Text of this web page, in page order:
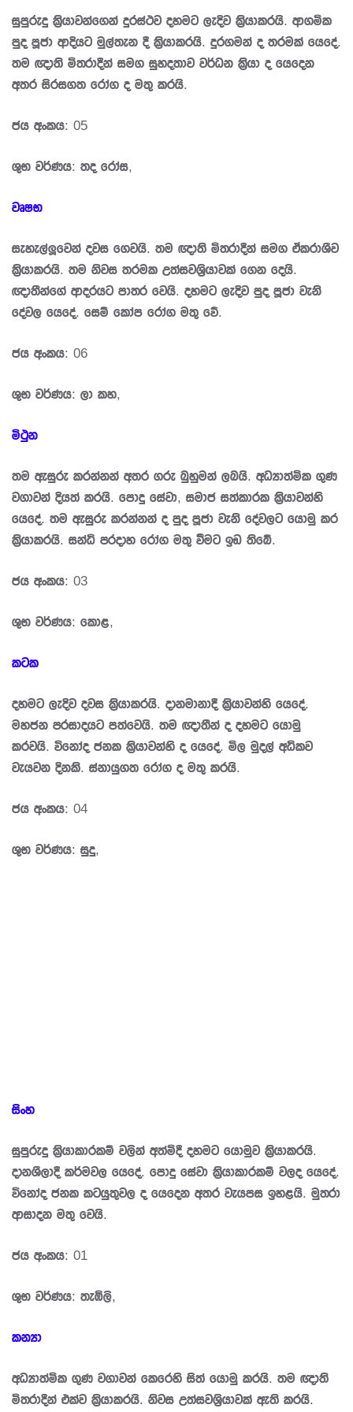
සුපුරුදු කි‍්‍රයාවන්ගෙන් දුරස්ථව දහමට ලැදිව කි‍්‍රයාකරයි. ආගමික
පුද පූජා ආදියට මුල්තැන දී කි‍්‍රයාකරයි. දුරගමන් ද තරමක් යෙදේ.
තම ඥාති මිත‍්‍රාදීන් සමග සුහදතාව වර්ධන කි‍්‍රයා ද යෙදෙන
අතර සිරසගත රෝග ද මතු කරයි.
ජය අංකය: 05
ශුභ වර්ණය: තද රෝස,
වෘෂභ
සැහැල්ලූවෙන් දවස ගෙවයි. තම ඥාති මිත‍්‍රාදීන් සමග ඒකරාශීව
කි‍්‍රයාකරයි. තම නිවස තරමක උත්සවශි‍්‍රයාවක් ගෙන දෙයි.
ඥාතීන්ගේ ආදරයට පාත‍්‍ර වෙයි. දහමට ලැදිව පුද පූජා වැනි
දේවල යෙදේ. සෙම් කෝප රෝග මතු වේ.
ජය අංකය: 06
ශුභ වර්ණය: ලා කහ,
මිථුන
තම ඇසුරු කරන්නන් අතර ගරු බුහුමන් ලබයි. අධ්‍යාත්මික ගුණ
වගාවන් දියත් කරයි. පොදු සේවා, සමාජ සත්කාරක කි‍්‍රයාවන්හි
යෙදේ. තම ඇසුරු කරන්නන් ද පුද පූජා වැනි දේවලට යොමු කර
කි‍්‍රයාකරයි. සන්ධි ප‍්‍රදාහ රෝග මතු වීමට ඉඩ තිබේ.
ජය අංකය: 03
ශුභ වර්ණය: කොළ,
කටක
දහමට ලැදිව දවස කි‍්‍රයාකරයි. දානමානාදී කි‍්‍රයාවන්හි යෙදේ.
මහජන ප‍්‍රසාදයට පත්වෙයි. තම ඥාතීන් ද දහමට යොමු
කරවයි. විනෝද ජනක කි‍්‍රයාවන්හි ද යෙදේ. මිල මුදල් අධිකව
වැයවන දිනකි. ස්නායුගත රෝග ද මතු කරයි.
ජය අංකය: 04
ශුභ වර්ණය: සුදු,
සිංහ
සුපුරුදු කි‍්‍රයාකාරකම් වලින් අත්මිදී දහමට යොමුව කි‍්‍රයාකරයි.
දානශීලාදී කර්මවල යෙදේ. පොදු සේවා කි‍්‍රයාකාරකම් වලද යෙදේ.
විනෝද ජනක කටයුතුවල ද යෙදෙන අතර වැයපස ඉහළයි. මුත‍්‍රා
ආසාදන මතු වෙයි.
ජය අංකය: 01
ශුභ වර්ණය: තැඹිලි,
කන්‍යා
අධ්‍යාත්මික ගුණ වගාවන් කෙරෙහි සිත් යොමු කරයි. තම ඥාති
මිත‍්‍රාදීන් එක්ව කි‍්‍රයාකරයි. නිවස උත්සවශි‍්‍රයාවක් ඇති කරයි.